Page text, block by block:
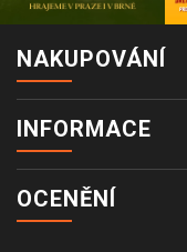
NAKUPOVÁNÍ
INFORMACE
OCENĚNÍ